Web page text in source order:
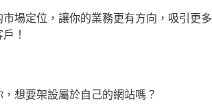
場定位，讓你的業務更有方向，吸引更多
！
想要架設屬於自己的網站嗎？